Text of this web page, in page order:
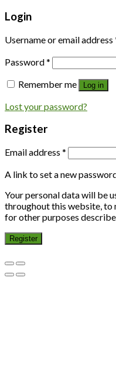
Login
Username or email address
Password*
Remember me
Log in
Lost your password?
Register
Email address *
A link to set a new
Your personal data will be
throughout this website, to
for other purposes
Register